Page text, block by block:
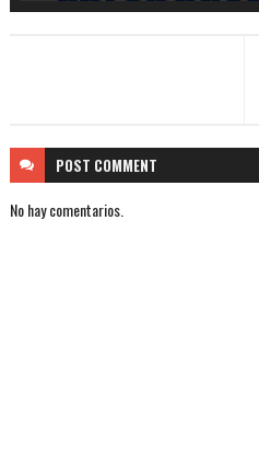
POST COMMENT
No hay comentarios.